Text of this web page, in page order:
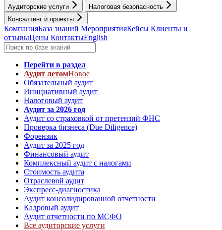
Аудиторские услуги
Налоговая безопасность
Консалтинг и проекты
КомпанияБаза знаний МероприятияКейсы Клиенты и
отзывыЦены КонтактыEnglish
Перейти в раздел
Аудит летомНовое
Обязательный аудит
Инициативный аудит
Налоговый аудит
Аудит за 2026 год
Аудит со страховкой от претензий ФНС
Проверка бизнеса (Due Diligence)
Форензик
Аудит за 2025 год
Финансовый аудит
Комплексный аудит с налогами
Стоимость аудита
Отраслевой аудит
Экспресс-диагностика
Аудит консолидированной отчетности
Кадровый аудит
Аудит отчетности по МСФО
Все аудиторские услуги